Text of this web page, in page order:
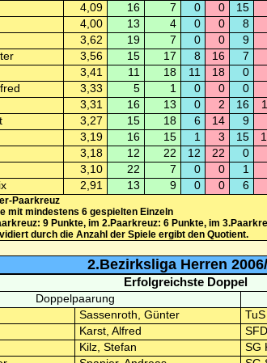
4,09 16 7 0 0 15
4,00 13 4 0 0 8
3,62 19 7 0 0 9
3,56 15 17 8 16 7
3,41 11 18 11 18 0
3,33 5 1 0 0 0
3,31 16 13 0 2 16
3,27 15 18 6 14 9
3,19 16 15 1 3 15
3,18 12 22 12 22 0
3,10 22 7 0 0 1
2,91 13 9 0 0 6
Paarkreuz
mit mindestens 6 gespielten Einzeln
9 Punkte, im 2.Paarkreuz: 6 Punkte, im
durch die Anzahl der Spiele ergibt den Quotient.
2.Bezirksliga Herren
Erfolgreichste Doppel
Doppelpaarung
Sassenroth, Günter
Karst, Alfred
Kilz, Stefan SG